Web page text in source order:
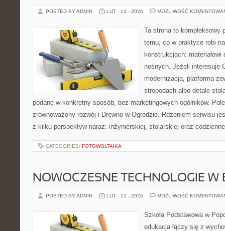
POSTED BY ADMIN LUT - 13 - 2026 MOŻLIWOŚĆ
Ta strona to kompleksowy
temu, co w praktyce robi
konstrukcjach:
nośnych. Jeżeli interesuje
modernizacja, platforma
stropodach albo detale
podane w konkretny sposób, bez marketingowych ogólników.
zrównoważony rozwój i Drewno w Ogrodzie. Rdzeniem serwisu
z kilku perspektyw naraz: inżynierskiej, stolarskiej oraz
CATEGORIES: FOTOWOLTAIKA
NOWOCZESNE TECHNOLOGIE W
POSTED BY ADMIN LUT - 12 - 2026 MOŻLIWOŚĆ
Szkoła Podstawowa w
edukacja łączy się z